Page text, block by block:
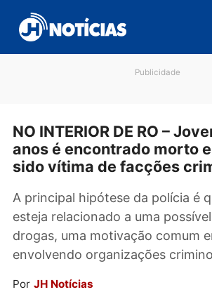
para
conteúdo
NO INTERIOR DE RO –
anos é encontrado
A principal hipótese da polícia
esteja relacionado a uma
drogas, uma motivação
envolvendo organizações